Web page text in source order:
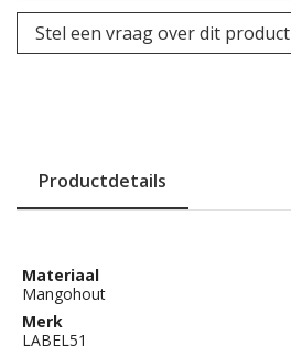
Stel een vraag over dit product
Productdetails
Materiaal
Mangohout
Merk
LABEL51